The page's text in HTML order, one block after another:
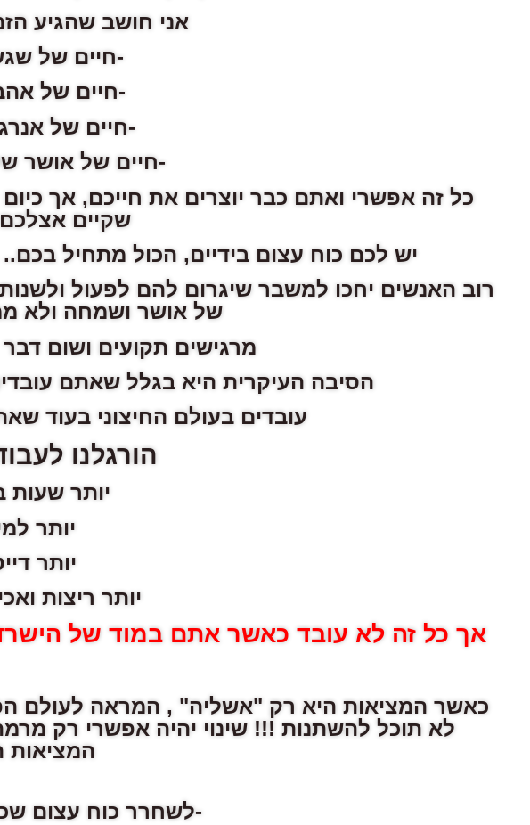
אני חושב שהגיע
-חיים של
-חיים של
-חיים של
-חיים של אושר
כל זה אפשרי ואתם כבר יוצרים את חייכם, אך
שקיים
יש לכם כוח עצום בידיים, הכול מתחיל
רוב האנשים יחכו למשבר שיגרום להם לפעול
של אושר ושמחה ולא
מרגישים תקועים ושום
הסיבה העיקרית היא בגלל שאתם
עובדים בעולם החיצוני בעוד
הורגלנו
יותר
יותר
יותר
יותר ריצות
אך כל זה לא עובד כאשר אתם במוד של
כאשר המציאות היא רק "אשליה" , המראה לעולם
לא תוכל להשתנות !!! שינוי יהיה אפשרי רק
-לשחרר כוח עצום